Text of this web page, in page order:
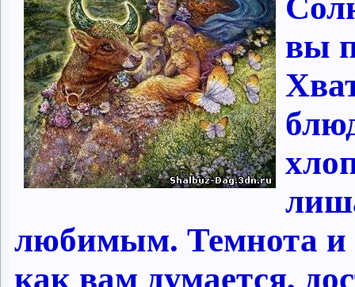
вы
любимым. Темнота и
как вам думается,